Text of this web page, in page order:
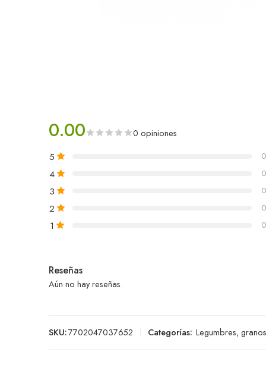
0.00 0 opiniones
5 0
4 0
3 0
2 0
1 0
Reseñas
Aún no hay reseñas.
SKU:7702047037652 Categorías: Legumbres,